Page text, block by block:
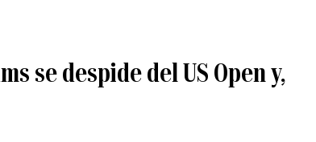
se despide del US Open y,